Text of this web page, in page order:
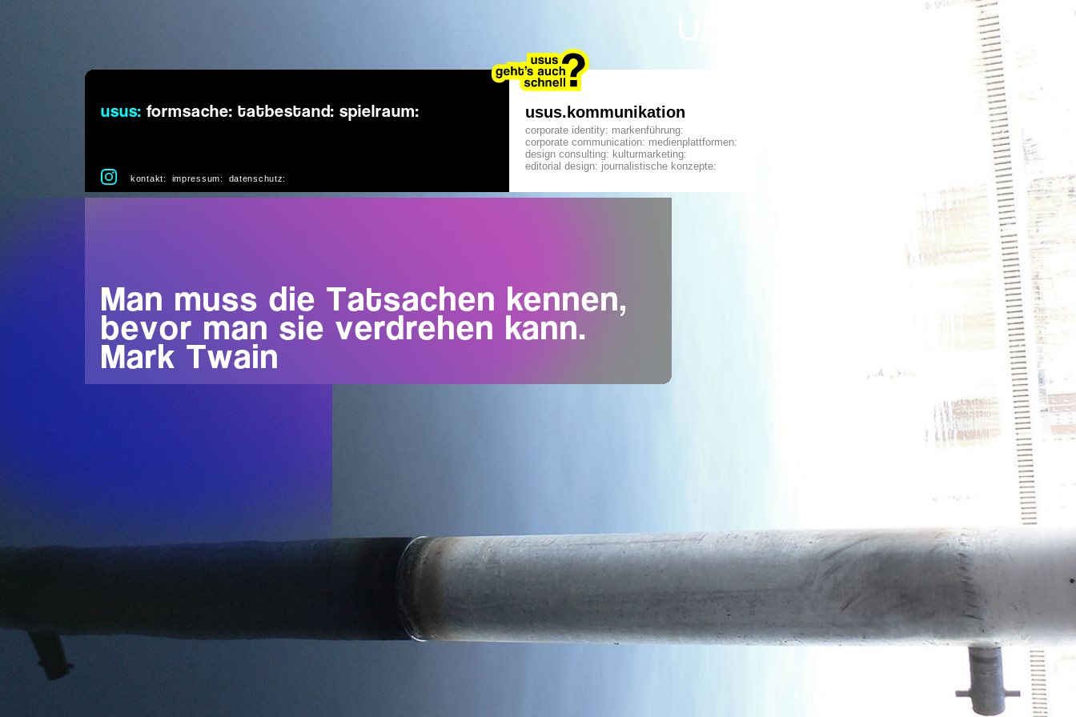
usus: formsache: tatbestand: spielraum:
kontakt: impressum: datenschutz:
corporate identity: markenführung:
corporate communication: medienplattformen:
design consulting: kulturmarketing:
editorial design: journalistische konzepte:
usus.kommunikation
Man muss die Tatsachen kennen,
bevor man sie verdrehen kann.
Mark Twain